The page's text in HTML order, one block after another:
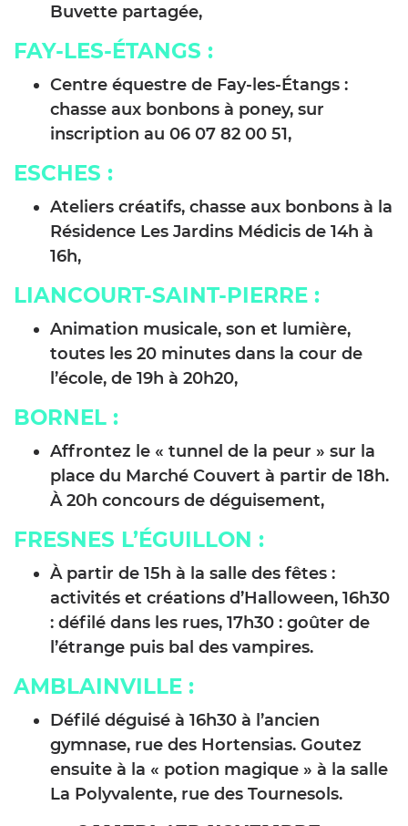
Buvette partagée,
FAY-LES-ÉTANGS :
Centre équestre de Fay-les-Étangs :
chasse aux bonbons à poney, sur
inscription au 06 07 82 00 51,
ESCHES :
Ateliers créatifs, chasse aux bonbons à la
Résidence Les Jardins Médicis de 14h à
16h,
LIANCOURT-SAINT-PIERRE :
Animation musicale, son et lumière,
toutes les 20 minutes dans la cour de
l’école, de 19h à 20h20,
BORNEL :
Affrontez le « tunnel de la peur » sur la
place du Marché Couvert à partir de 18h.
À 20h concours de déguisement,
FRESNES L’ÉGUILLON :
À partir de 15h à la salle des fêtes :
activités et créations d’Halloween, 16h30
: défilé dans les rues, 17h30 : goûter de
l’étrange puis bal des vampires.
AMBLAINVILLE :
Défilé déguisé à 16h30 à l’ancien
gymnase, rue des Hortensias. Goutez
ensuite à la « potion magique » à la salle
La Polyvalente, rue des Tournesols.